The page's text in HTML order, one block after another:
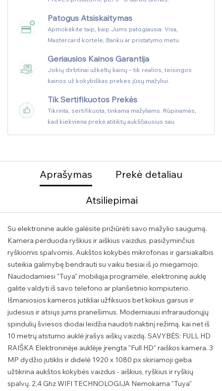
Patogus Atsiskaitymas
Apmokėkite taip, kaip Jums patogiausia: Visa,
Mastercard kortele, Banku ar pristatymo metu.
Geriausios Kainos Garantija
Jokių dirbtinai užkeltų kainų – tik realios, teisingos
kainos už kokybiškas prekes jūsų mažyliui.
Tik Sertifikuotos Prekės
Tikrinta, sertifikuota, tinkama mažyliams. Rūpinamės,
kad kiekviena prekė atitiktų aukščiausius sau
Aprašymas Prekė detaliau
Atsiliepimai
Su elektronine aukle galėsite prižiūrėti savo mažylio saugumą.
Kamera perduoda ryškius ir aiškius vaizdus, pasižyminčius
ryškiomis spalvomis. Aukštos kokybės mikrofonas ir garsiakalbis
suteikia galimybę bendrauti su vaiku tiesiai iš jo miegamojo.
Naudodamiesi "Tuya" mobiliąja programėle, elektroninę auklę
galite valdyti iš savo telefono ar planšetinio kompiuterio.
Išmaniosios kameros jutikliai užfiksuos bet kokius garsus ir
judesius ir atsiųs jums pranešimus. Moderniausi infraraudonųjų
spindulių šviesos diodai leidžia naudoti naktinį režimą, kai net iš
10 metrų atstumo auklė įrašys aiškų vaizdą. SAVYBĖS: FULL HD
RAIŠKA Elektroninėje auklėje įrengta "Full HD" raiškos kamera. 3
MP dydžio jutiklis ir didelė 1920 x 1080 px skiriamoji geba
užtikrina aukštos kokybės vaizdus - aiškius, ryškius ir ryškių
spalvų. 2,4 Ghz WIFI TECHNOLOGIJA Nemokama "Tuya"